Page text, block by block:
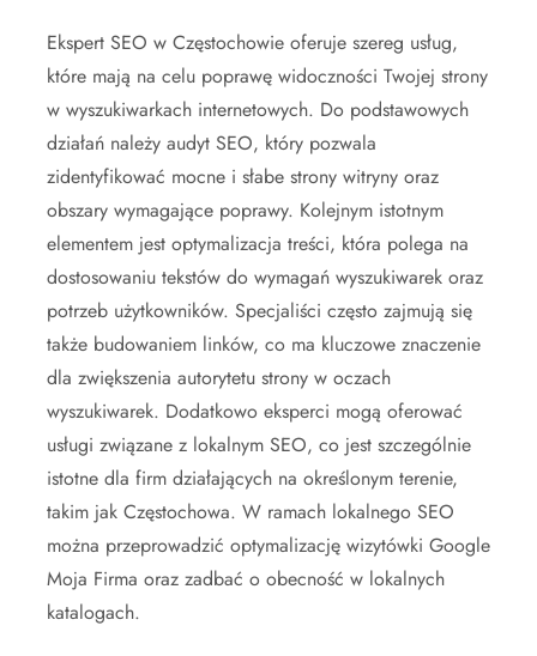
Ekspert SEO w Częstochowie oferuje szereg usług,
które mają na celu poprawę widoczności Twojej strony
w wyszukiwarkach internetowych. Do podstawowych
działań należy audyt SEO, który pozwala
zidentyfikować mocne i słabe strony witryny oraz
obszary wymagające poprawy. Kolejnym istotnym
elementem jest optymalizacja treści, która polega na
dostosowaniu tekstów do wymagań wyszukiwarek oraz
potrzeb użytkowników. Specjaliści często zajmują się
także budowaniem linków, co ma kluczowe znaczenie
dla zwiększenia autorytetu strony w oczach
wyszukiwarek. Dodatkowo eksperci mogą oferować
usługi związane z lokalnym SEO, co jest szczególnie
istotne dla firm działających na określonym terenie,
takim jak Częstochowa. W ramach lokalnego SEO
można przeprowadzić optymalizację wizytówki Google
Moja Firma oraz zadbać o obecność w lokalnych
katalogach.